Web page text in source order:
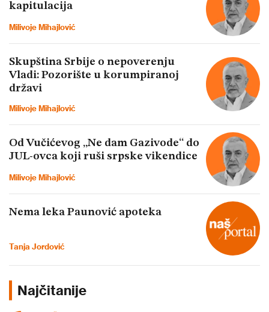
kapitulacija
Milivoje Mihajlović
Skupština Srbije o nepoverenju
Vladi: Pozorište u korumpiranoj
državi
Milivoje Mihajlović
Od Vučićevog „Ne dam Gazivode“ do
JUL-ovca koji ruši srpske vikendice
Milivoje Mihajlović
Nema leka Paunović apoteka
Tanja Jordović
Najčitanije